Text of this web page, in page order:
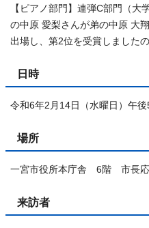
【ピアノ部門】連弾C部門（大
の中原 愛梨さんが弟の中原 大
出場し、第2位を受賞しました
日時
令和6年2月14日（水曜日）午
場所
一宮市役所本庁舎 6階 市長
来訪者